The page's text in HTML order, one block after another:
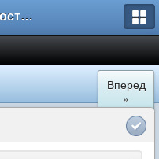
Форум Новостройки
Вперед
»